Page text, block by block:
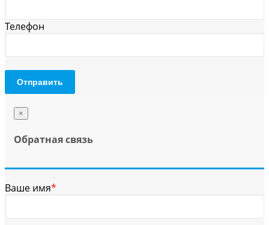
Телефон
Отправить
×
Обратная связь
Ваше имя*